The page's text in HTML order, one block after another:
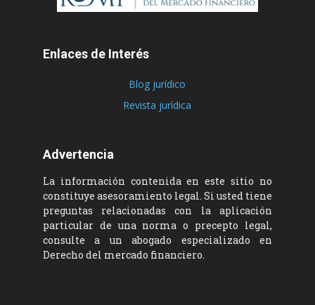
Enlaces de Interés
Blog jurídico
Revista jurídica
Advertencia
La información contenida en este sitio no
constituye asesoramiento legal. Si usted tiene
preguntas relacionadas con la aplicación
particular de una norma o precepto legal,
consulte a un abogado especializado en
Derecho del mercado financiero.